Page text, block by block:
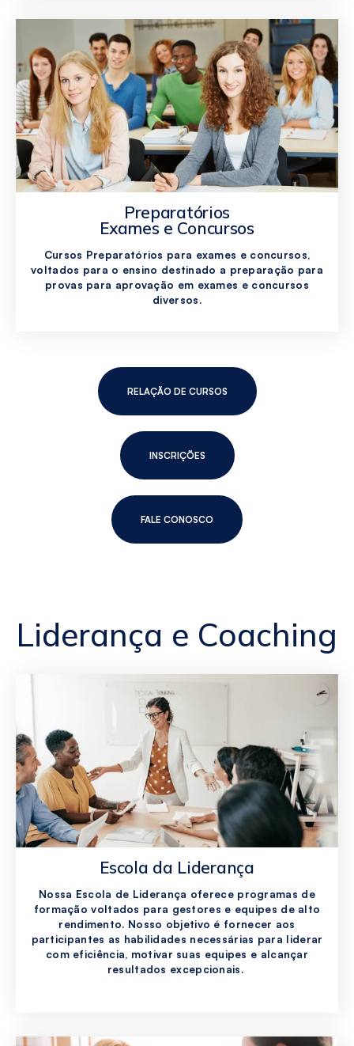
Preparatórios
Exames e Concursos
Cursos Preparatórios para exames e concursos,
voltados para o ensino destinado a preparação para
provas para aprovação em exames e concursos
diversos.
RELAÇÃO DE CURSOS
INSCRIÇÕES
FALE CONOSCO
Liderança e Coaching
Escola da Liderança
Nossa Escola de Liderança oferece programas de
formação voltados para gestores e equipes de alto
rendimento. Nosso objetivo é fornecer aos
participantes as habilidades necessárias para liderar
com eficiência, motivar suas equipes e alcançar
resultados excepcionais.